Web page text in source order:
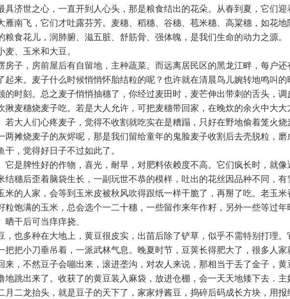
济世之心，一直开到人心头，那是粮食结出的花朵。从春到夏，它们
雁南飞，它们才吐露芬芳。麦穗、稻穗、谷穗、苞米穗、高粱穗，如花
食花儿，润肺腑、滋五脏、舒筋骨、强体魄，是我们生命的动力之源。
、玉米和大豆。
子，房前屋后有自留地，主种蔬菜。而远离居民区的黑龙江畔，每户
起来。麦子什么时候悄悄怀胎结粒的呢？也许就在清晨鸟儿婉转地鸣叫
的时刻。总之麦子悄悄抽穗了，你经过麦田时，麦芒伸出带刺的舌头，
揪麦穗烧麦子吃。若是大人允许，可把麦穗带回家，在晚炊的余火中大
若大人们心疼麦子，觉得不收割就吃实在是糟蹋，只好在野地偷着笼火
两摊烧麦子的灰烬呢，那是我们留给童年的鬼脸麦子收割后去壳脱粒，
，觉得好日子不过如此了。
是脾性好的作物，喜光，耐旱，对肥料依赖度不高。它们疯长时，就
结穗后歪着脑袋生长，一副玩世不恭的模样，吐出的花丝因品种不同，
米的人家，会等到玉米皮被秋风吹得跟纸一样干脆了，再掰了吃。老玉
粒饱满的玉米，总会选个一二十穗，一些留作来年作籽，另外一些等过
干后可当痒痒挠、
也多种在大地上，黄豆很皮实，出苗后除了铲草，似乎不需特别打理
把把小刀垂吊着，一派武林气息。晚夏时节，豆荚长得肥大了，很多人
来，不然豆子会嘣出来，滚进垄沟，对农人来说，那相当于丢了金子，
地跳出来了。收获了的黄豆装入麻袋，放进仓棚，会一天天地矮下去．
月二龙抬头，就是豆子的天下了，家家烀酱豆，捣碎后码成长方块，用